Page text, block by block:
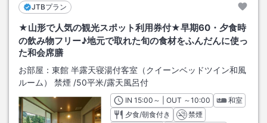
JTBプラン
★山形で人気の観光スポット利用券付★早期60・夕食時
の飲み物フリー♪地元で取れた旬の食材をふんだんに使っ
た和会席膳
お部屋： 東館 半露天寝湯付客室（クイーンベッドツイン和風
ルーム） 禁煙 /50平米/露天風呂付
INチェックイン
15:00 ～ | OUT チェックアウト
～10:00
和室
夕食/朝食付き
禁煙